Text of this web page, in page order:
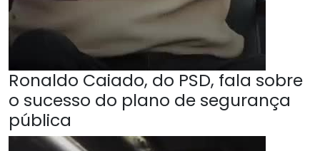
Ronaldo Caiado, do PSD, fala sobre
o sucesso do plano de segurança
pública